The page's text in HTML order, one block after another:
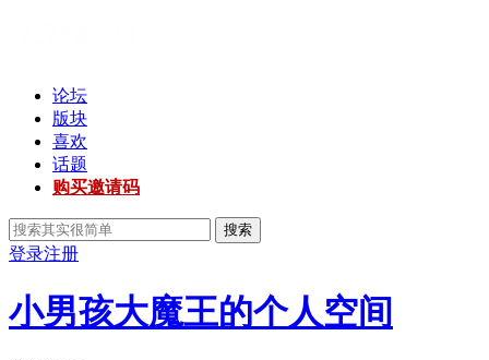
论坛
版块
喜欢
话题
购买邀请码
搜索
登录注册
小男孩大魔王的个人空间